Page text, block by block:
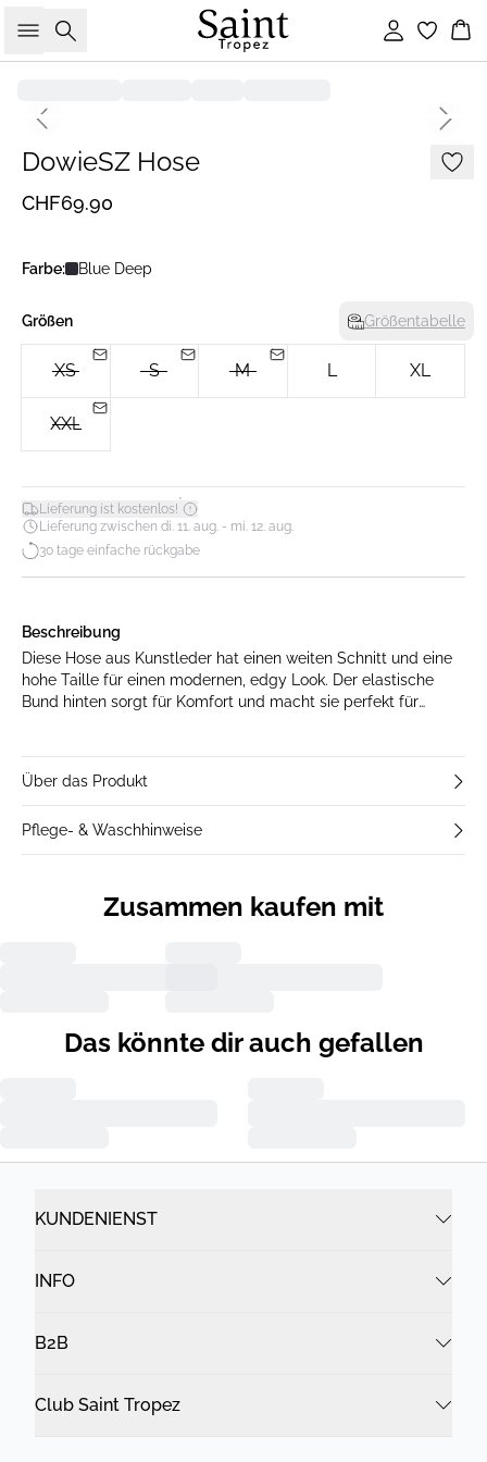
Suche Einloggen
Previous slide Next
DowieSZ Hose
CHF69.90
Farbe: Blue Deep
Größen Größentabelle
XS S M L XL
XXL
Lieferung ist kostenlos!*
Lieferung zwischen di. 11. aug. - mi. 12. aug.
30 tage einfache rückgabe
Beschreibung
Diese Hose aus Kunstleder hat einen weiten Schnitt und eine
hohe Taille für einen modernen, edgy Look. Der elastische
Bund hinten sorgt für Komfort und macht sie perfekt für
Über das Produkt
Pflege- & Waschhinweise
Zusammen kaufen mit
Das könnte dir auch gefallen
KUNDENIENST
INFO
B2B
Club Saint Tropez